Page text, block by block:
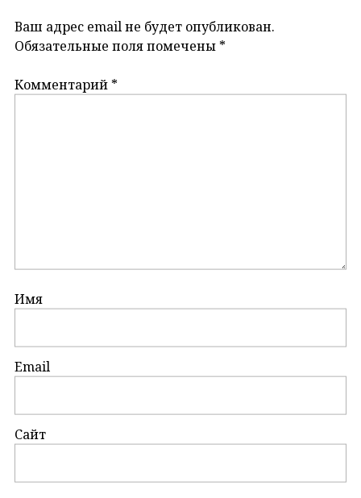
Ваш адрес email не будет опубликован.
Обязательные поля помечены *
Комментарий *
Имя
Email
Сайт